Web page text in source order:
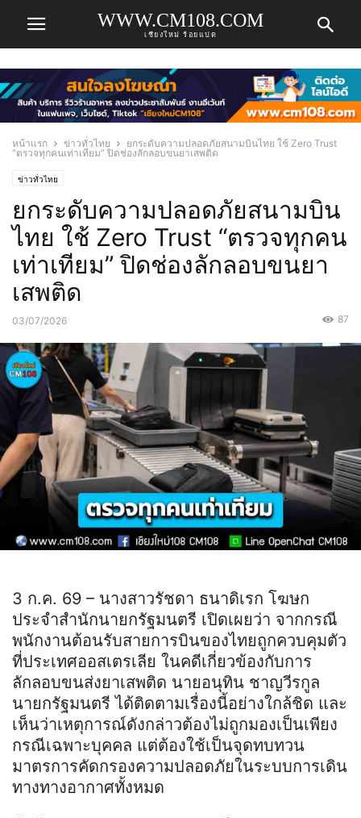
WWW.CM108.COM
เชียงใหม่ ร้อยแปด
หน้าแรก ข่าวทั่วไทย
ยกระดับความปลอดภัยสนามบินไทย ใช้ Zero Trust
“ตรวจทุกคนเท่าเทียม” ปิดช่องลักลอบขนยาเสพติด
ข่าวทั่วไทย
ยกระดับความปลอดภัยสนามบิน
ไทย ใช้ Zero Trust “ตรวจทุกคน
เท่าเทียม” ปิดช่องลักลอบขนยา
เสพติด
03/07/2026 87
3 ก.ค. 69 – นางสาวรัชดา ธนาดิเรก โฆษก
ประจำสำนักนายกรัฐมนตรี เปิดเผยว่า จากกรณี
พนักงานต้อนรับสายการบินของไทยถูกควบคุมตัว
ที่ประเทศออสเตรเลีย ในคดีเกี่ยวข้องกับการ
ลักลอบขนส่งยาเสพติด นายอนุทิน ชาญวีรกูล
นายกรัฐมนตรี ได้ติดตามเรื่องนี้อย่างใกล้ชิด และ
เห็นว่าเหตุการณ์ดังกล่าวต้องไม่ถูกมองเป็นเพียง
กรณีเฉพาะบุคคล แต่ต้องใช้เป็นจุดทบทวน
มาตรการคัดกรองความปลอดภัยในระบบการเดิน
ทางทางอากาศทั้งหมด